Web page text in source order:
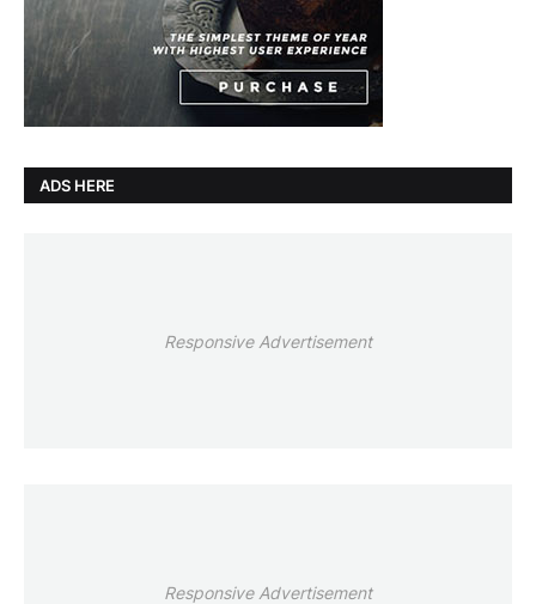
ADS HERE
Responsive Advertisement
Responsive Advertisement